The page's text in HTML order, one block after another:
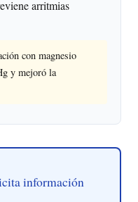
arritmias
con magnesio
y mejoró la
información